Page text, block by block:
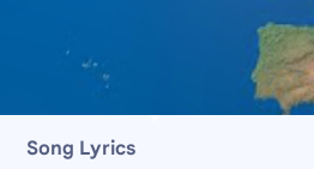
Song Lyrics